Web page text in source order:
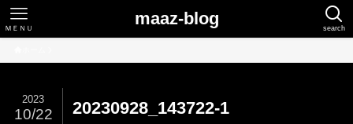
maaz-blog search
ＭＥＮＵ
20230928_143722-1
2023
10/22